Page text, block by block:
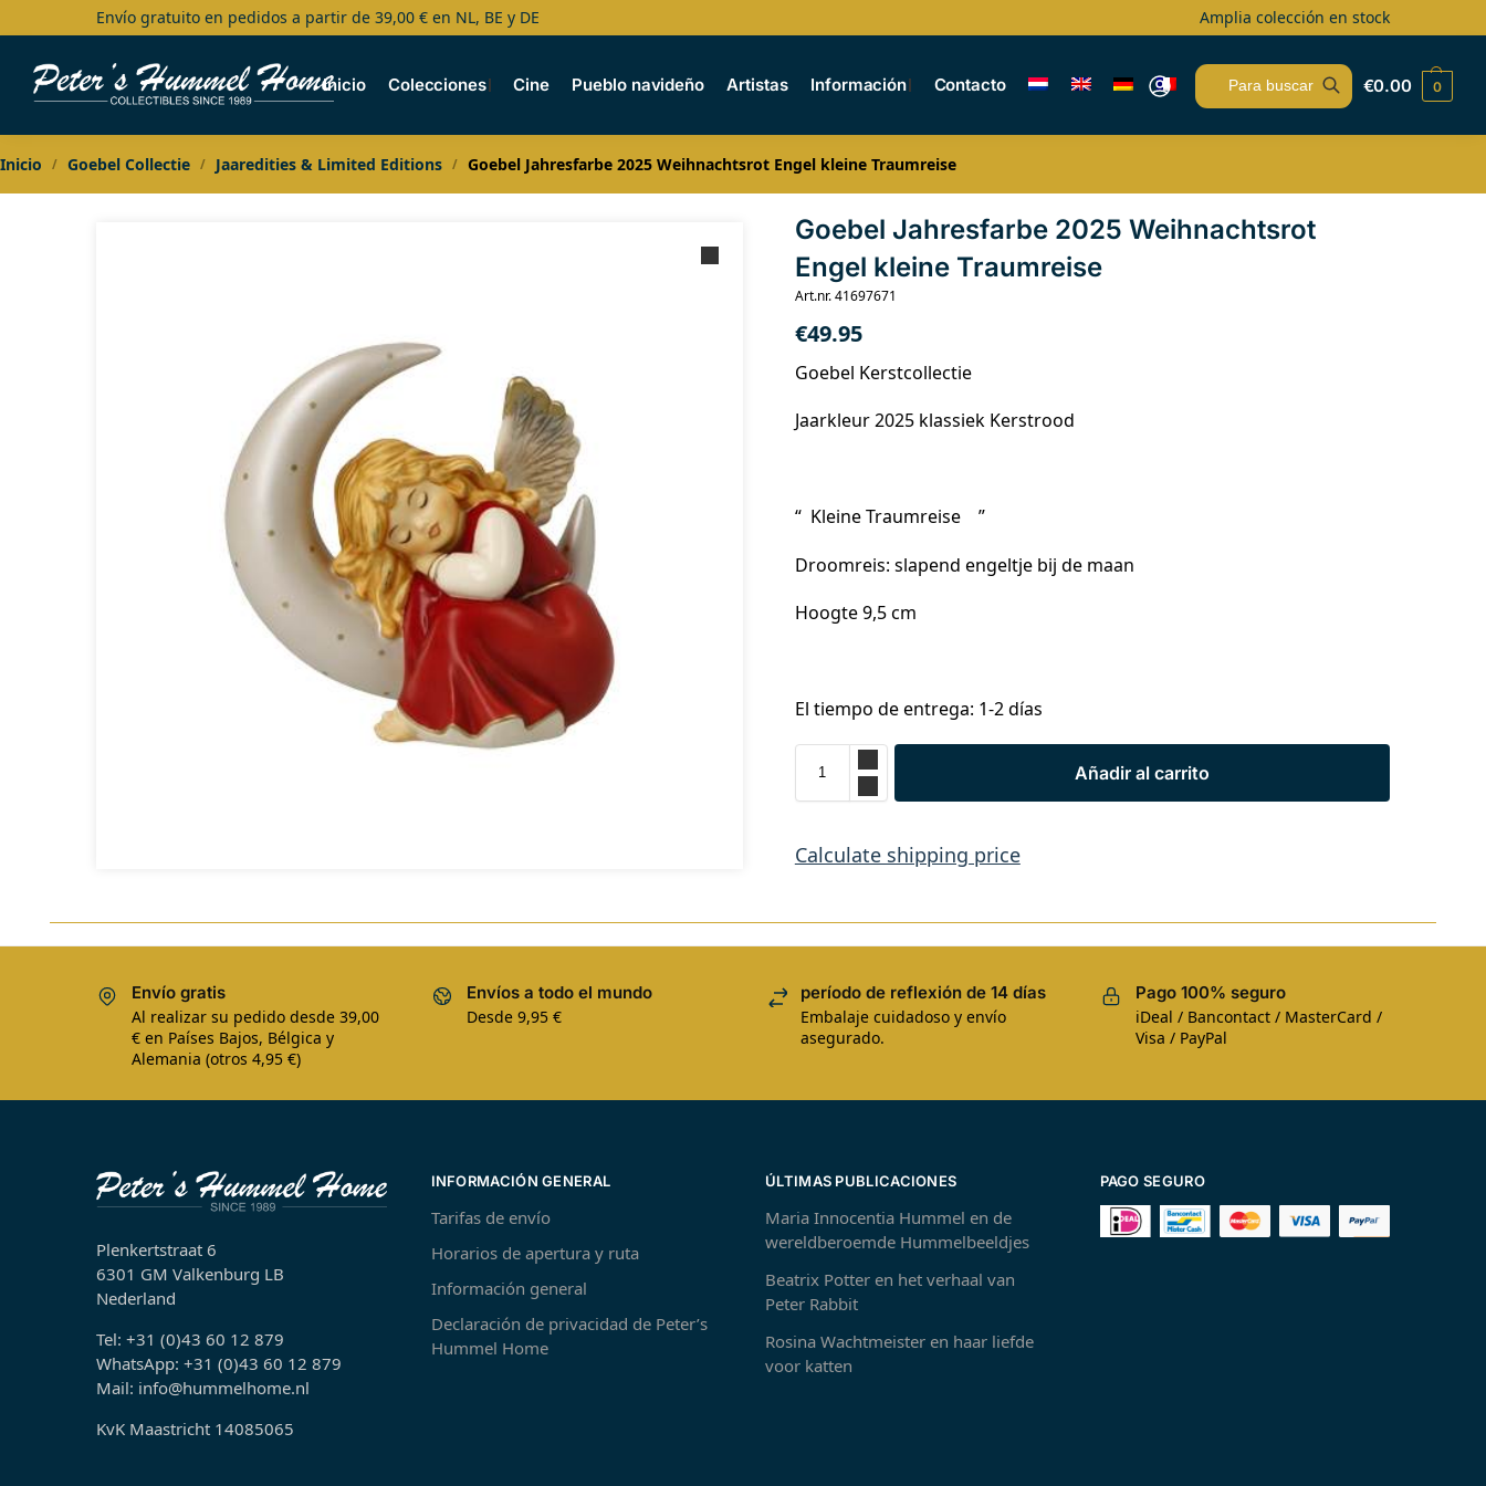
Envío gratuito en pedidos a partir de 39,00 € en NL, BE y DE Amplia colección en stock
Inicio Colecciones Cine Pueblo navideño Artistas Información Contacto
Search
€0.00 0
Inicio / Goebel Collectie / Jaaredities & Limited Editions / Goebel Jahresfarbe 2025 Weihnachtsrot Engel kleine Traumreise
Goebel Jahresfarbe 2025 Weihnachtsrot
Engel kleine Traumreise
Art.nr. 41697671
€49.95
Goebel Kerstcollectie
Jaarkleur 2025 klassiek Kerstrood
“ Kleine Traumreise ”
Droomreis: slapend engeltje bij de maan
Hoogte 9,5 cm
El tiempo de entrega: 1-2 días
Añadir al carrito
Calculate shipping price
Envío gratis
Al realizar su pedido desde 39,00
€ en Países Bajos, Bélgica y
Alemania (otros 4,95 €)
Envíos a todo el mundo
Desde 9,95 €
período de reflexión de 14 días
Embalaje cuidadoso y envío
asegurado.
Pago 100% seguro
iDeal / Bancontact / MasterCard /
Visa / PayPal
Plenkertstraat 6
6301 GM Valkenburg LB
Nederland
Tel: +31 (0)43 60 12 879
WhatsApp: +31 (0)43 60 12 879
Mail: info@hummelhome.nl
KvK Maastricht 14085065
INFORMACIÓN GENERAL
Tarifas de envío
Horarios de apertura y ruta
Información general
Declaración de privacidad de Peter’s
Hummel Home
ÚLTIMAS PUBLICACIONES
Maria Innocentia Hummel en de
wereldberoemde Hummelbeeldjes
Beatrix Potter en het verhaal van
Peter Rabbit
Rosina Wachtmeister en haar liefde
voor katten
PAGO SEGURO